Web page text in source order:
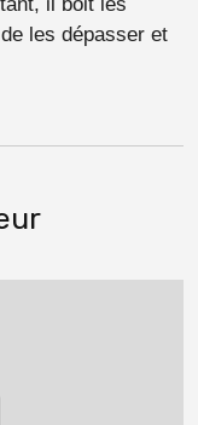
les dépasser et